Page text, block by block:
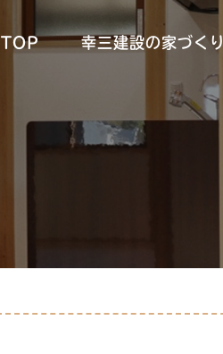
TOP 幸三建設の家づくり